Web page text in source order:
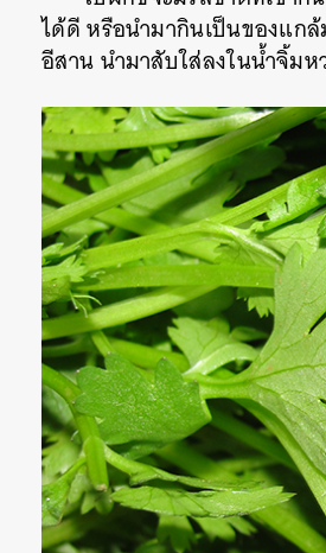
ได้ดีหรือนำมากินเป็นของแก
อีสานนำมาสับใส่ลงในน้ำจิ้ม
ค้นหา